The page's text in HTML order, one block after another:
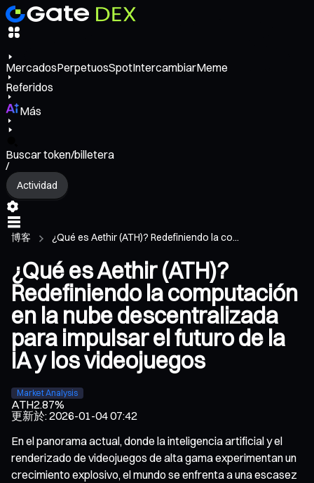
MercadosPerpetuosSpotIntercambiarMeme
Referidos
Más
Buscar token/billetera
/
Actividad
博客 ¿Qué es Aethir (ATH)? Redefiniendo la co...
¿Qué es Aethir (ATH)?
Redefiniendo la computación
en la nube descentralizada
para impulsar el futuro de la
IA y los videojuegos
Market Analysis
ATH2.87%
更新於:2026-01-04 07:42
En el panorama actual, donde la inteligencia artificial y el
renderizado de videojuegos de alta gama experimentan un
crecimiento explosivo, el mundo se enfrenta a una escasez